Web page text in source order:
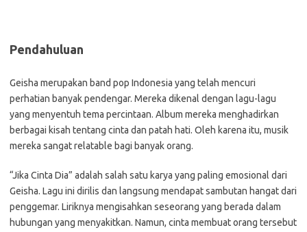
Pendahuluan
Geisha merupakan band pop Indonesia yang telah mencuri
perhatian banyak pendengar. Mereka dikenal dengan lagu-lagu
yang menyentuh tema percintaan. Album mereka menghadirkan
berbagai kisah tentang cinta dan patah hati. Oleh karena itu, musik
mereka sangat relatable bagi banyak orang.
“Jika Cinta Dia” adalah salah satu karya yang paling emosional dari
Geisha. Lagu ini dirilis dan langsung mendapat sambutan hangat dari
penggemar. Liriknya mengisahkan seseorang yang berada dalam
hubungan yang menyakitkan. Namun, cinta membuat orang tersebut